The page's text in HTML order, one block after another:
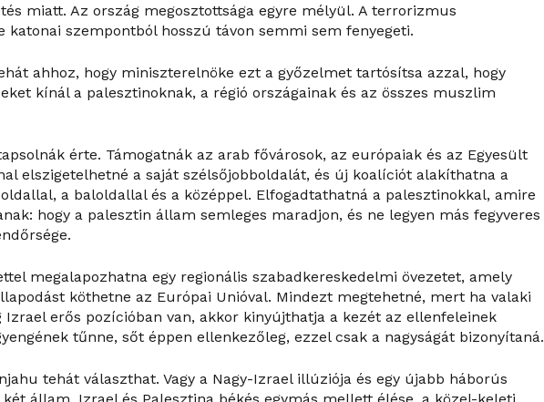
miatt. Az ország megosztottsága egyre mélyül. A terrorizmus
katonai szempontból hosszú távon semmi sem fenyegeti.
ahhoz, hogy miniszterelnöke ezt a győzelmet tartósítsa azzal, hogy
kínál a palesztinoknak, a régió országainak és az összes muszlim
érte. Támogatnák az arab fővárosok, az európaiak és az Egyesült
elszigetelhetné a saját szélsőjobboldalát, és új koalíciót alakíthatna a
a baloldallal és a középpel. Elfogadtathatná a palesztinokkal, amire
hogy a palesztin állam semleges maradjon, és ne legyen más fegyveres
megalapozhatna egy regionális szabadkereskedelmi övezetet, amely
köthetne az Európai Unióval. Mindezt megtehetné, mert ha valaki
Izrael erős pozícióban van, akkor kinyújthatja a kezét az ellenfeleinek
tűnne, sőt éppen ellenkezőleg, ezzel csak a nagyságát bizonyítaná.
tehát választhat. Vagy a Nagy-Izrael illúziója és egy újabb háborús